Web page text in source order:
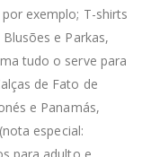
exemplo; T-shirts
e Parkas,
tudo o serve para
de Fato de
e Panamás,
especial: